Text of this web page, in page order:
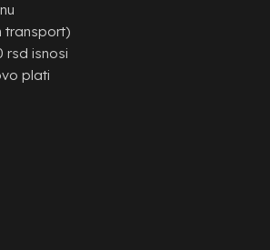
transport)
rsd isnosi
plati